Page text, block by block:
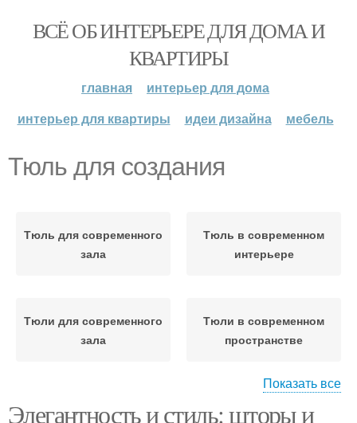
ВСЁ ОБ ИНТЕРЬЕРЕ ДЛЯ ДОМА И
КВАРТИРЫ
главная
интерьер для дома
интерьер для квартиры
идеи дизайна мебель
Тюль для создания
Тюль для современного
зала
Тюль в современном
интерьере
Тюли для современного
зала
Тюли в современном
пространстве
Тюли с точки
Показать все
Элегантность и стиль: шторы и